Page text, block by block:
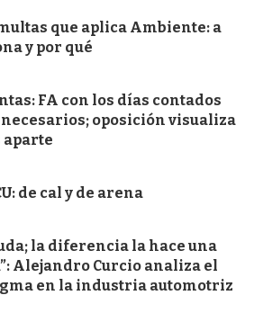
que aplica Ambiente: a
y por qué
FA con los días contados
oposición visualiza
aparte
de cal y de arena
la diferencia la hace una
Alejandro Curcio analiza el
en la industria automotriz